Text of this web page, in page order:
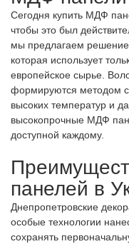
Сегодня купить МДФ
чтобы это был
мы предлагаем решение
которая использует
европейское сырье.
формируются методом
высоких температур и
высокопрочные МДФ
доступной каждому.
панелей в
Днепропетровские
особые технологии
сохранять